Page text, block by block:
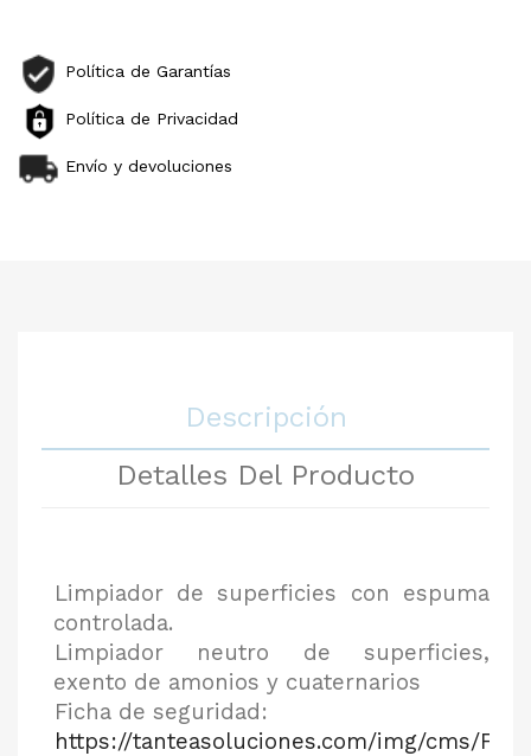
Política de Garantías
Política de Privacidad
Envío y devoluciones
Descripción
Detalles Del Producto
Limpiador de superficies con espuma
controlada.
Limpiador neutro de superficies,
exento de amonios y cuaternarios
Ficha de seguridad:
https://tanteasoluciones.com/img/cms/FT-